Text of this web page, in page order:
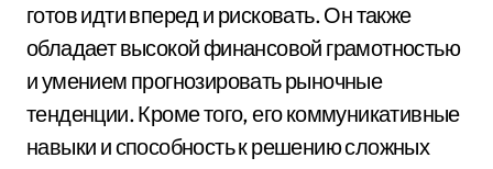
готов идти вперед и рисковать. Он также
обладает высокой финансовой грамотностью
и умением прогнозировать рыночные
тенденции. Кроме того, его коммуникативные
навыки и способность к решению сложных